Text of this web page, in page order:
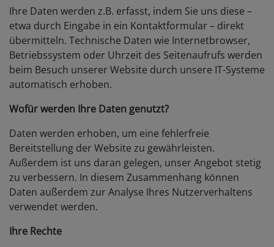
Ihre Daten werden z.B. erfasst, indem Sie uns diese –
etwa durch Eingabe in ein Kontaktformular – direkt
übermitteln. Technische Daten wie Internetbrowser,
Betriebssystem oder Uhrzeit des Seitenaufrufs werden
beim Besuch unserer Website durch unsere IT-Systeme
automatisch erhoben.
Wofür werden Ihre Daten genutzt?
Daten werden erhoben, um eine fehlerfreie
Bereitstellung der Website zu gewährleisten.
Außerdem ist uns daran gelegen, unser Angebot stetig
zu verbessern. In diesem Zusammenhang können
Daten außerdem zur Analyse Ihres Nutzerverhaltens
verwendet werden.
Ihre Rechte